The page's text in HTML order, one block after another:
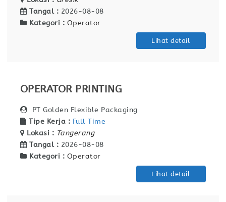
Tangal : 2026-08-08
Kategori : Operator
Lihat detail
OPERATOR PRINTING
PT Golden Flexible Packaging
Tipe Kerja : Full Time
Lokasi : Tangerang
Tangal : 2026-08-08
Kategori : Operator
Lihat detail